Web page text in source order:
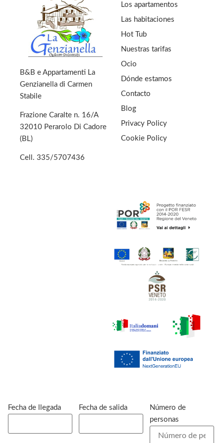
B&B e Appartamenti La
Genzianella di Carmen
Stabile
Frazione Caralte n. 16/A
32010 Perarolo Di Cadore
(BL)
Cell. 335/5707436
Los apartamentos
Las habitaciones
Hot Tub
Nuestras tarifas
Ocio
Dónde estamos
Contacto
Blog
Privacy Policy
Cookie Policy
© B&B e Appartamenti La Genzianella di Carmen Stabile - P.IVA
Fecha de llegada Fecha de salida
Número de
personas